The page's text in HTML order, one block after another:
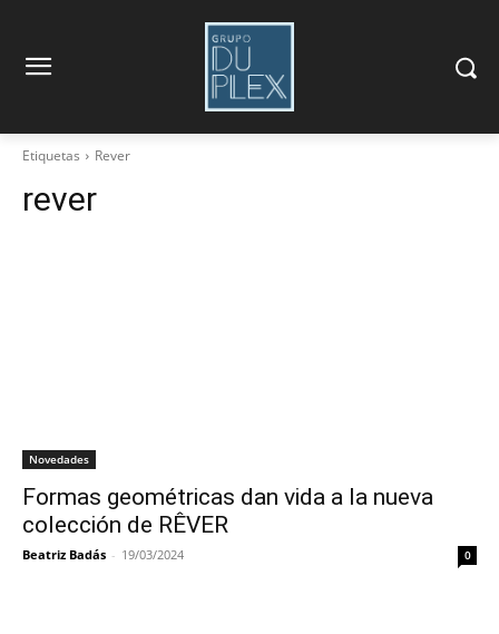
Etiquetas Rever
rever
Novedades
Formas geométricas dan vida a la nueva
colección de RÊVER
Beatriz Badás - 19/03/2024 0